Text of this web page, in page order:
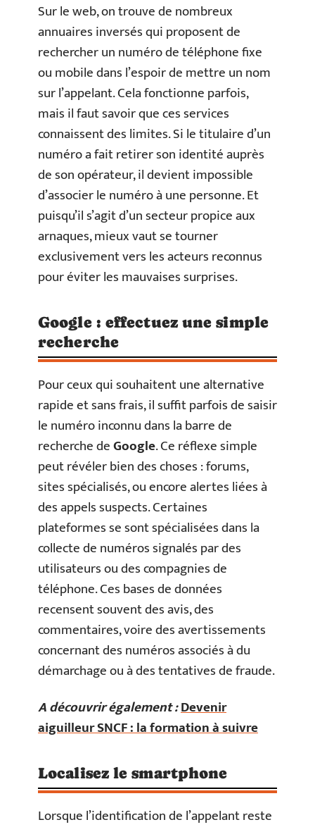
Sur le web, on trouve de nombreux
annuaires inversés qui proposent de
rechercher un numéro de téléphone fixe
ou mobile dans l’espoir de mettre un nom
sur l’appelant. Cela fonctionne parfois,
mais il faut savoir que ces services
connaissent des limites. Si le titulaire d’un
numéro a fait retirer son identité auprès
de son opérateur, il devient impossible
d’associer le numéro à une personne. Et
puisqu’il s’agit d’un secteur propice aux
arnaques, mieux vaut se tourner
exclusivement vers les acteurs reconnus
pour éviter les mauvaises surprises.
Google : effectuez une simple
recherche
Pour ceux qui souhaitent une alternative
rapide et sans frais, il suffit parfois de saisir
le numéro inconnu dans la barre de
recherche deGoogle. Ce réflexe simple
peut révéler bien des choses : forums,
sites spécialisés, ou encore alertes liées à
des appels suspects. Certaines
plateformes se sont spécialisées dans la
collecte de numéros signalés par des
utilisateurs ou des compagnies de
téléphone. Ces bases de données
recensent souvent des avis, des
commentaires, voire des avertissements
concernant des numéros associés à du
démarchage ou à des tentatives de fraude.
A découvrir également :Devenir
aiguilleur SNCF : la formation à suivre
Localisez le smartphone
Lorsque l’identification de l’appelant reste